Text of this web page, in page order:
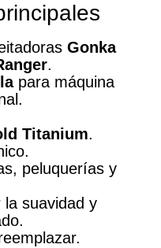
Gonka
.
para máquina
Titanium.
peluquerías y
suavidad y